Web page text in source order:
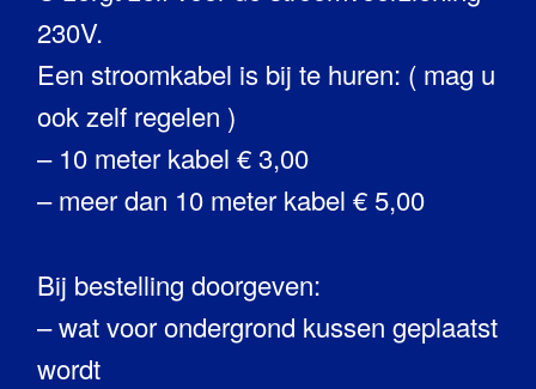
230V.
Een stroomkabel is bij te huren: ( mag u
ook zelf regelen )
– 10 meter kabel € 3,00
– meer dan 10 meter kabel € 5,00
Bij bestelling doorgeven:
– wat voor ondergrond kussen geplaatst
wordt